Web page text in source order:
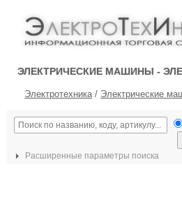
ЭЛЕКТРИЧЕСКИЕ МАШИНЫ -
Электротехника/ Электрические
Расширенные параметры поиска